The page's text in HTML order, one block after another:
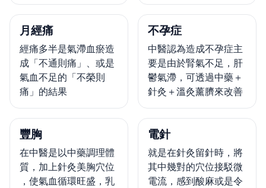
月經痛
經痛多半是氣滯血瘀造
成「不通則痛」、或是
氣血不足的「不榮則
痛」的結果
不孕症
中醫認為造成不孕症主
要是由於腎氣不足，肝
鬱氣滯，可透過中藥＋
針灸＋溫灸薰臍來改善
豐胸
在中醫是以中藥調理體
質，加上針灸美胸穴位
，使氣血循環旺盛，乳
電針
就是在針灸留針時，將
其中幾對的穴位接駁微
電流，感到酸麻或是令